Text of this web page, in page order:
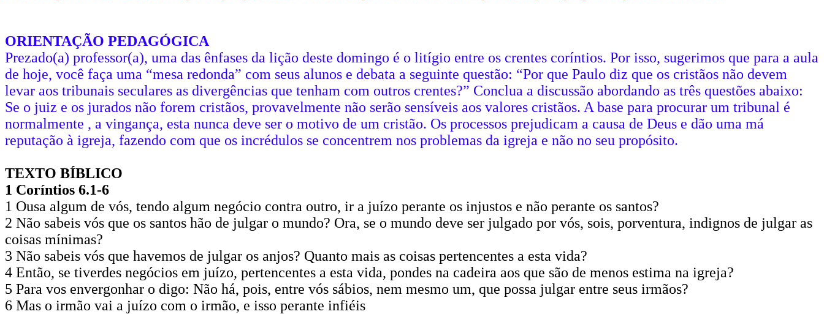
ORIENTAÇÃO PEDAGÓGICA
Prezado(a) professor(a), uma das ênfases da lição deste domingo é o litígio entre os crentes coríntios. Por isso, sugerimos que para a aula
de hoje, você faça uma “mesa redonda” com seus alunos e debata a seguinte questão: “Por que Paulo diz que os cristãos não devem
levar aos tribunais seculares as divergências que tenham com outros crentes?” Conclua a discussão abordando as três questões abaixo:
Se o juiz e os jurados não forem cristãos, provavelmente não serão sensíveis aos valores cristãos. A base para procurar um tribunal é
normalmente , a vingança, esta nunca deve ser o motivo de um cristão. Os processos prejudicam a causa de Deus e dão uma má
reputação à igreja, fazendo com que os incrédulos se concentrem nos problemas da igreja e não no seu propósito.
TEXTO BÍBLICO
1 Coríntios 6.1-6
1 Ousa algum de vós, tendo algum negócio contra outro, ir a juízo perante os injustos e não perante os santos?
2 Não sabeis vós que os santos hão de julgar o mundo? Ora, se o mundo deve ser julgado por vós, sois, porventura, indignos de julgar as
coisas mínimas?
3 Não sabeis vós que havemos de julgar os anjos? Quanto mais as coisas pertencentes a esta vida?
4 Então, se tiverdes negócios em juízo, pertencentes a esta vida, pondes na cadeira aos que são de menos estima na igreja?
5 Para vos envergonhar o digo: Não há, pois, entre vós sábios, nem mesmo um, que possa julgar entre seus irmãos?
6 Mas o irmão vai a juízo com o irmão, e isso perante infiéis